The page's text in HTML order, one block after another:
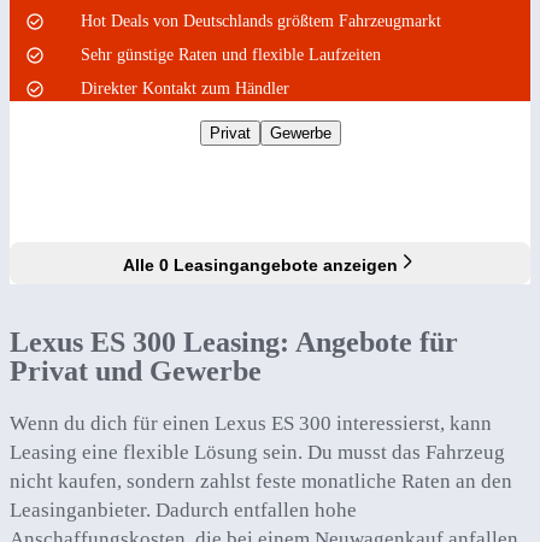
Hot Deals von Deutschlands größtem Fahrzeugmarkt
Sehr günstige Raten und flexible Laufzeiten
Direkter Kontakt zum Händler
Privat Gewerbe
Alle 0 Leasingangebote anzeigen
Lexus ES 300 Leasing: Angebote für
Privat und Gewerbe
Wenn du dich für einen Lexus ES 300 interessierst, kann
Leasing eine flexible Lösung sein. Du musst das Fahrzeug
nicht kaufen, sondern zahlst feste monatliche Raten an den
Leasinganbieter. Dadurch entfallen hohe